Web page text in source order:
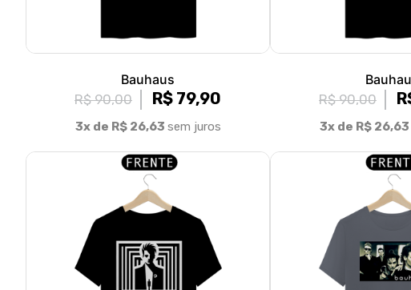
Bauhaus
R$ 90,00
R$ 79,90
3x de R$ 26,63 sem juros
R$ 90,00
3x de R$ 26,63